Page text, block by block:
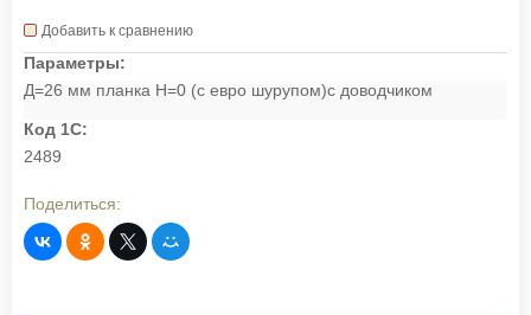
Добавить к сравнению
Параметры:
Д=26 мм планка H=0 (с евро шурупом)с доводчиком
Код 1С:
2489
Поделиться: